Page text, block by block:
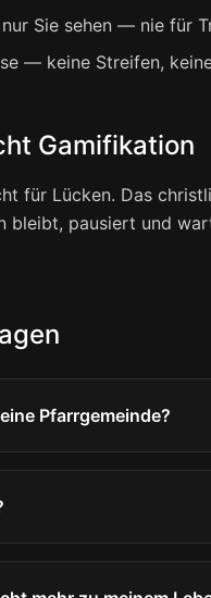
Sie sehen — nie für
— keine Streifen,
Gamifikation
für Lücken. Das
bleibt, pausiert und
Pfarrgemeinde?